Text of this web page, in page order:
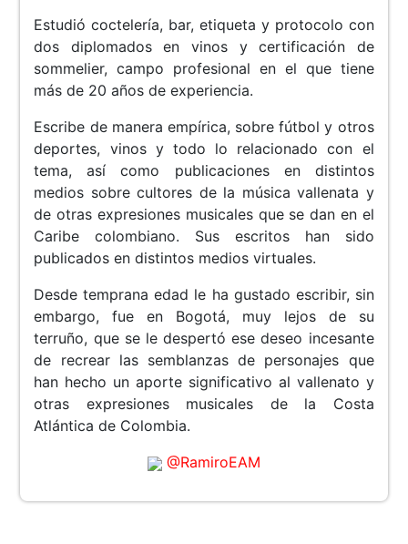
Estudió coctelería, bar, etiqueta y protocolo con
dos diplomados en vinos y certificación de
sommelier, campo profesional en el que tiene
más de 20 años de experiencia.
Escribe de manera empírica, sobre fútbol y otros
deportes, vinos y todo lo relacionado con el
tema, así como publicaciones en distintos
medios sobre cultores de la música vallenata y
de otras expresiones musicales que se dan en el
Caribe colombiano. Sus escritos han sido
publicados en distintos medios virtuales.
Desde temprana edad le ha gustado escribir, sin
embargo, fue en Bogotá, muy lejos de su
terruño, que se le despertó ese deseo incesante
de recrear las semblanzas de personajes que
han hecho un aporte significativo al vallenato y
otras expresiones musicales de la Costa
Atlántica de Colombia.
@RamiroEAM